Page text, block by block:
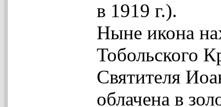
в 1919 г.).
Ныне икона
Тобольского
Святителя
облачена в